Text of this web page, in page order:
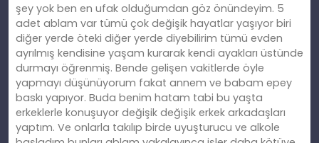
şey yok ben en ufak olduğumdan göz önündeyim. 5
adet ablam var tümü çok değişik hayatlar yaşıyor biri
diğer yerde öteki diğer yerde diyebilirim tümü evden
ayrılmış kendisine yaşam kurarak kendi ayakları üstünde
durmayı öğrenmiş. Bende gelişen vakitlerde öyle
yapmayı düşünüyorum fakat annem ve babam epey
baskı yapıyor. Buda benim hatam tabi bu yaşta
erkeklerle konuşuyor değişik değişik erkek arkadaşları
yaptım. Ve onlarla takılıp birde uyuşturucu ve alkole